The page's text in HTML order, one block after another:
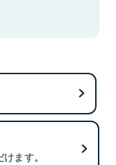
ます。